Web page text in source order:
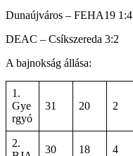
Dunaújváros – FEHA19 1:4
DEAC – Csíkszereda 3:2
A bajnokság állása:
1.
Gye
rgyó
31 20 2
2.
30 18 4